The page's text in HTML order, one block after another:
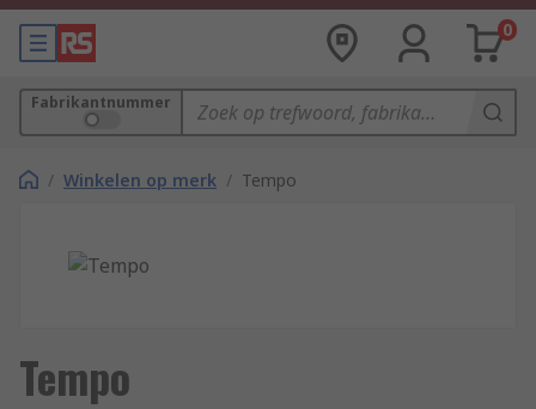
0
Fabrikantnummer
/ Winkelen op merk / Tempo
Tempo